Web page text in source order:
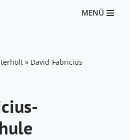
MENÜ
» David-Fabricius-